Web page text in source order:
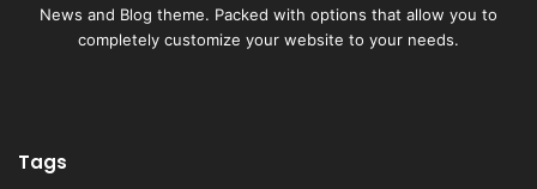
News and Blog theme. Packed with options that allow you to
completely customize your website to your needs.
Tags